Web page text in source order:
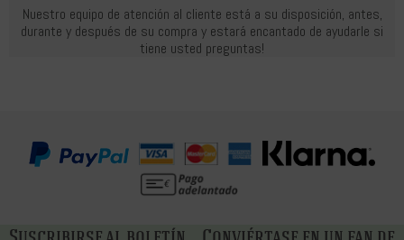
Nuestro equipo de atención al cliente está a su disposición, antes,
durante y después de su compra y estará encantado de ayudarle si
tiene usted preguntas!